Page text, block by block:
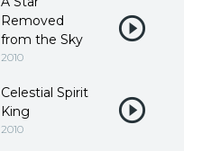
Removed
from the Sky
2010
Celestial Spirit
King
2010